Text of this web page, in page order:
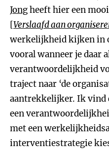
Jongheeft hier een
[Verslaafd aan
werkelijkheid kijken in
vooral wanneer je daar
verantwoordelijkheid
traject naar ‘de
aantrekkelijker. Ik vind
een
met een
interventiestrategie